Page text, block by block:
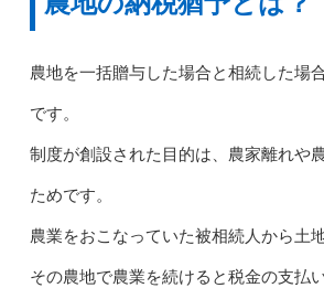
農地を一括贈与した場合と相続した場
です。
制度が創設された目的は、農家離れや
ためです。
農業をおこなっていた被相続人から土
その農地で農業を続けると税金の支払